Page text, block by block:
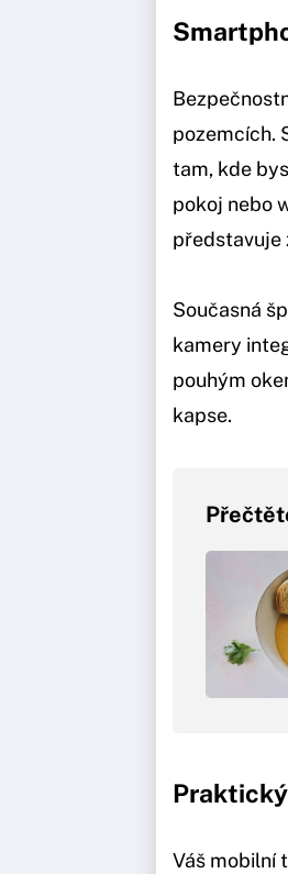
pozemcích.
tam, kde
pokoj nebo
představuje
Současná
kamery
pouhým
kapse.
Váš mobilní